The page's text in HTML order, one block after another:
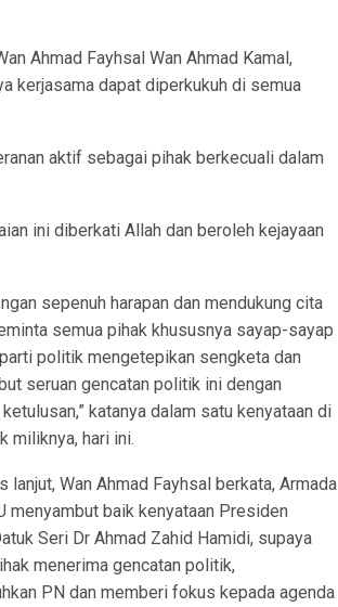
Ahmad Fayhsal Wan Ahmad Kamal,
kerjasama dapat diperkukuh di semua
aktif sebagai pihak berkecuali dalam
ini diberkati Allah dan beroleh kejayaan
sepenuh harapan dan mendukung cita
semua pihak khususnya sayap-sayap
politik mengetepikan sengketa dan
seruan gencatan politik ini dengan
katanya dalam satu kenyataan di
miliknya, hari ini.
lanjut, Wan Ahmad Fayhsal berkata, Armada
menyambut baik kenyataan Presiden
Seri Dr Ahmad Zahid Hamidi, supaya
menerima gencatan politik,
PN dan memberi fokus kepada agenda